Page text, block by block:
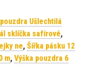
Ušlechtilá
sklíčka safírové,
ne, Šířka pásku 12
m, Výška pouzdra 6